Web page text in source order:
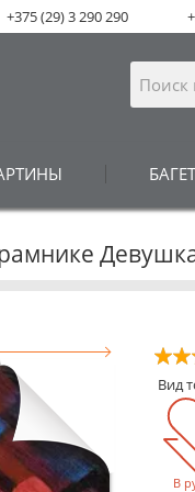
+375 (29) 3 290 290
Вид
В